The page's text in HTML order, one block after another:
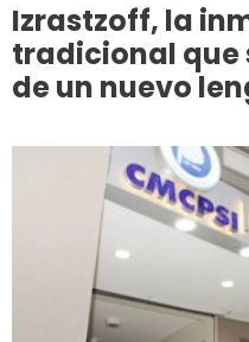
Izrastzoff, la
tradicional que
de un nuevo